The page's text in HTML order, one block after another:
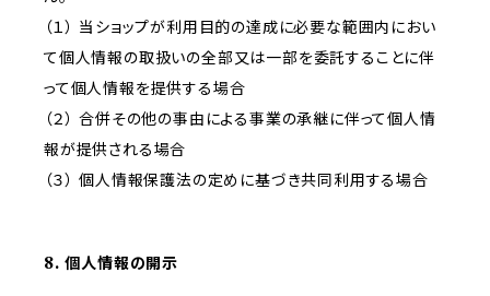
（１） 当ショップが利用目的の達成に必要な範囲内におい
て個人情報の取扱いの全部又は一部を委託することに伴
って個人情報を提供する場合
（２） 合併その他の事由による事業の承継に伴って個人情
報が提供される場合
（３） 個人情報保護法の定めに基づき共同利用する場合
8. 個人情報の開示